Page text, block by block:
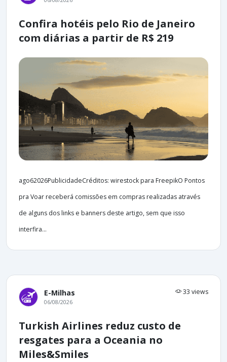
Confira hotéis pelo Rio de Janeiro
com diárias a partir de R$ 219
ago62026PublicidadeCréditos: wirestock para FreepikO Pontos
pra Voar receberá comissões em compras realizadas através
de alguns dos links e banners deste artigo, sem que isso
interfira...
E-Milhas 33 views
06/08/2026
Turkish Airlines reduz custo de
resgates para a Oceania no
Miles&Smiles